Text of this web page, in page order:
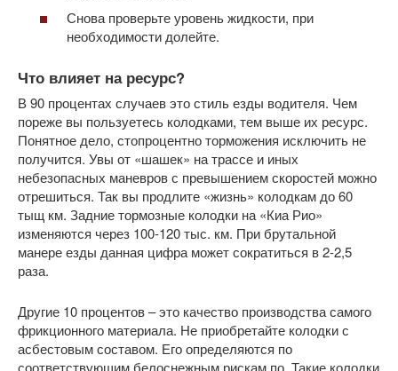
Снова проверьте уровень жидкости, при
необходимости долейте.
Что влияет на ресурс?
В 90 процентах случаев это стиль езды водителя. Чем
пореже вы пользуетесь колодками, тем выше их ресурс.
Понятное дело, стопроцентно торможения исключить не
получится. Увы от «шашек» на трассе и иных
небезопасных маневров с превышением скоростей можно
отрешиться. Так вы продлите «жизнь» колодкам до 60
тыщ км. Задние тормозные колодки на «Киа Рио»
изменяются через 100-120 тыс. км. При брутальной
манере езды данная цифра может сократиться в 2-2,5
раза.
Другие 10 процентов – это качество производства самого
фрикционного материала. Не приобретайте колодки с
асбестовым составом. Его определяются по
соответствующим белоснежным рискам по. Такие колодки